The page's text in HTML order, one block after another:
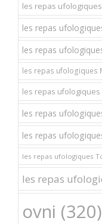
les repas
les repas
les repas
les repas ufologiques
les repas
les repas
les repas
les repas ufologiques
les repas
ovni (320)